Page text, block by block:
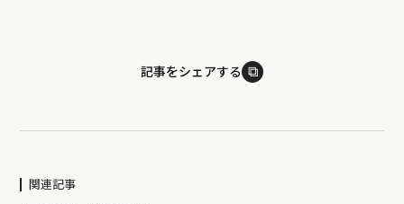
記事をシェアする ⧉
関連記事